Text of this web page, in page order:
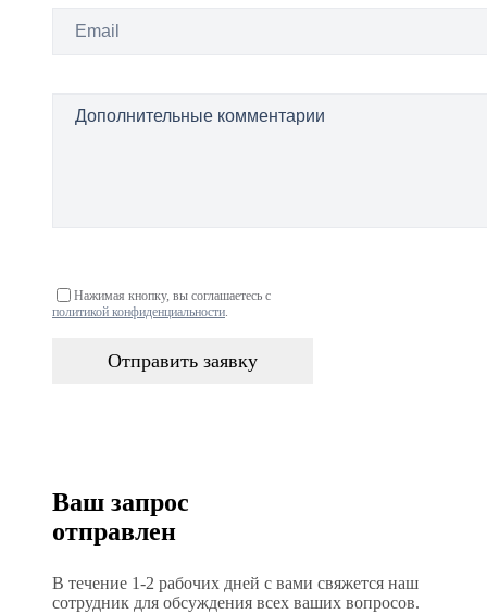
Нажимая кнопку, вы соглашаетесь с
политикой конфиденциальности.
Отправить заявку
Ваш запрос
отправлен
В течение 1-2 рабочих дней с вами свяжется наш
сотрудник для обсуждения всех ваших вопросов.